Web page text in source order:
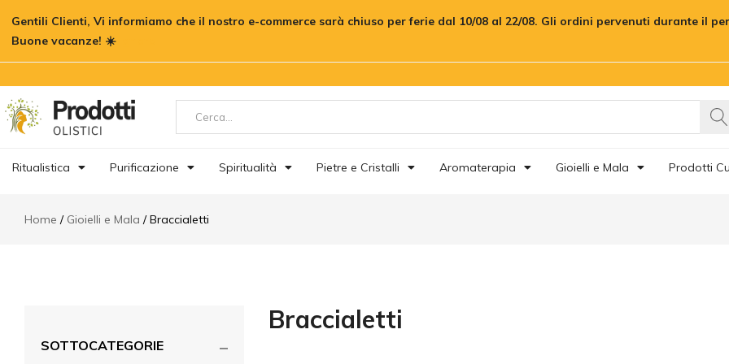
Gentili Clienti, Vi informiamo che il nostro e-commerce sarà chiuso per ferie dal 10/08 al 22/08. Gli ordini pervenuti durante il
Buone vacanze! ☀️
Ritualistica Purificazione Spiritualità Pietre e Cristalli Aromaterapia Gioielli e Mala Prodotti
Home Gioielli e Mala Braccialetti
Braccialetti
SOTTOCATEGORIE